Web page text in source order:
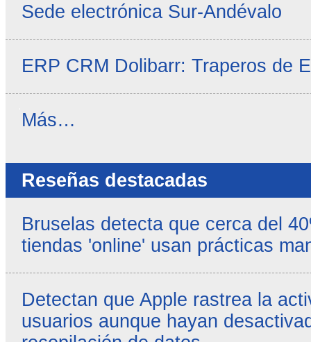
Sede electrónica Sur-Andévalo
ERP CRM Dolibarr: Traperos de
Noticias
Más…
Reseñas destacadas
Bruselas detecta que cerca del
tiendas 'online' usan prácticas
Detectan que Apple rastrea la
usuarios aunque hayan